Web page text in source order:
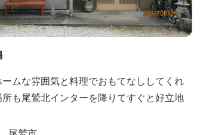
ムな雰囲気と料理でおもてなししてくれ
所も尾鷲北インターを降りてすぐと好立地